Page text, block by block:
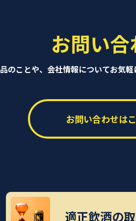
お問い合
のことや、会社情報についてお気
お問い合わせは
適正飲酒の